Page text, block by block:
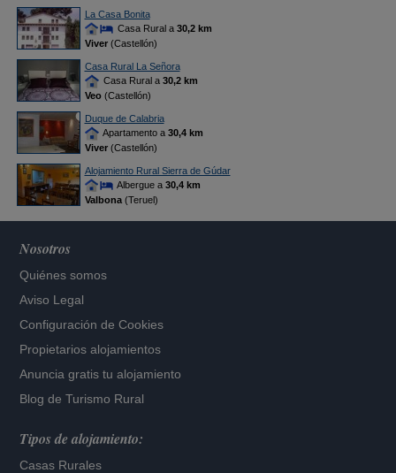
La Casa Bonita
Casa Rural a 30,2 km
Viver(Castellón)
Casa Rural La Señora
Casa Rural a 30,2 km
Veo(Castellón)
Duque de Calabria
Apartamento a 30,4 km
Viver(Castellón)
Alojamiento Rural Sierra de Gúdar
Albergue a 30,4 km
Valbona(Teruel)
Nosotros
Quiénes somos
Aviso Legal
Configuración de Cookies
Propietarios alojamientos
Anuncia gratis tu alojamiento
Blog de Turismo Rural
Tipos de alojamiento:
Casas Rurales